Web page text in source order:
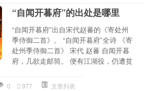
“自闻开暮府”的出处是哪里
“自闻开暮府”出自宋代赵蕃的《寄处州
季侍御二首》。 “自闻开暮府”全诗 《寄
处州季侍御二首》 宋代 赵蕃 自闻开暮
府，几欲走邮筒。 便有江湖役，仍遭贫
0 977 文章列表